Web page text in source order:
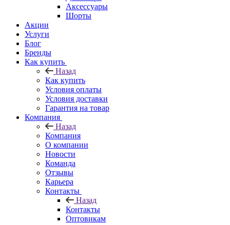
Аксессуары
Шорты
Акции
Услуги
Блог
Бренды
Как купить
Назад
Как купить
Условия оплаты
Условия доставки
Гарантия на товар
Компания
Назад
Компания
О компании
Новости
Команда
Отзывы
Карьера
Контакты
Назад
Контакты
Оптовикам